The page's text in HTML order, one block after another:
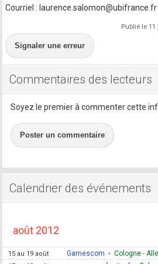
Courriel : laurence.salomon@ubifrance.fr
Publié le
Signaler une erreur
Commentaires des lecteurs
Soyez le premier à commenter cette
Poster un commentaire
Calendrier des événements
août 2012
15 au 19 août Gamescom Cologne -